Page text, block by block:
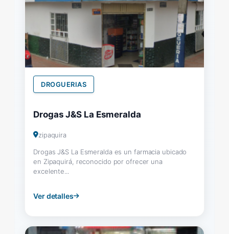
DROGUERIAS
Drogas J&S La Esmeralda
zipaquira
Drogas J&S La Esmeralda es un farmacia ubicado
en Zipaquirá, reconocido por ofrecer una
excelente...
Ver detalles